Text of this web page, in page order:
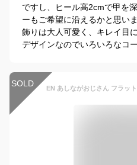
ですし、ヒール高2cmで甲を
ーもご希望に沿えるかと思い
飾りは大人可愛く、キレイ目
デザインなのでいろいろなコ
SOLD